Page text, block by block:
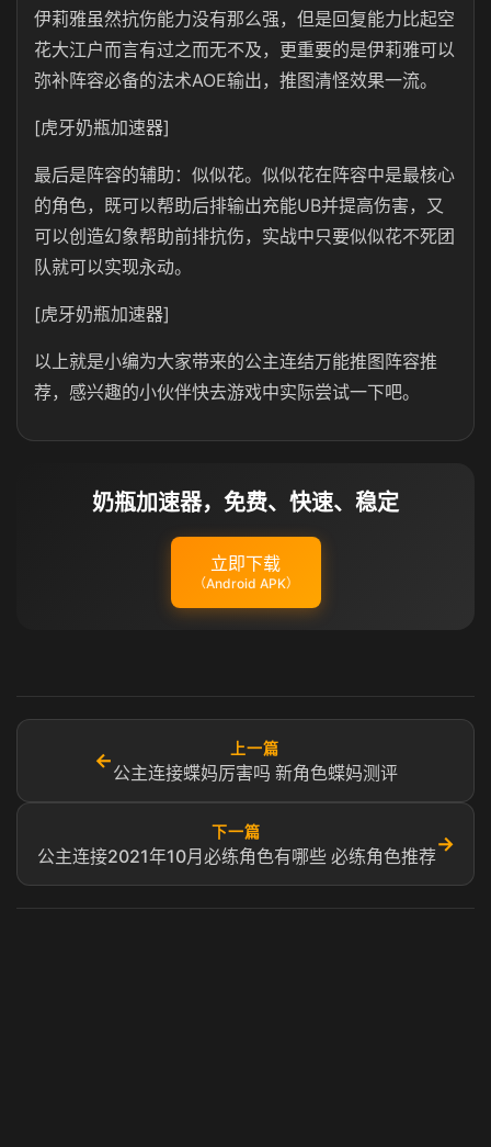
伊莉雅虽然抗伤能力没有那么强，但是回复能力比起空
花大江户而言有过之而无不及，更重要的是伊莉雅可以
弥补阵容必备的法术AOE输出，推图清怪效果一流。
[虎牙奶瓶加速器]
最后是阵容的辅助：似似花。似似花在阵容中是最核心
的角色，既可以帮助后排输出充能UB并提高伤害，又
可以创造幻象帮助前排抗伤，实战中只要似似花不死团
队就可以实现永动。
[虎牙奶瓶加速器]
以上就是小编为大家带来的公主连结万能推图阵容推
荐，感兴趣的小伙伴快去游戏中实际尝试一下吧。
奶瓶加速器，免费、快速、稳定
立即下载
（Android APK）
←
上一篇
公主连接蝶妈厉害吗 新角色蝶妈测评
下一篇
公主连接2021年10月必练角色有哪些 必练角色推荐
→